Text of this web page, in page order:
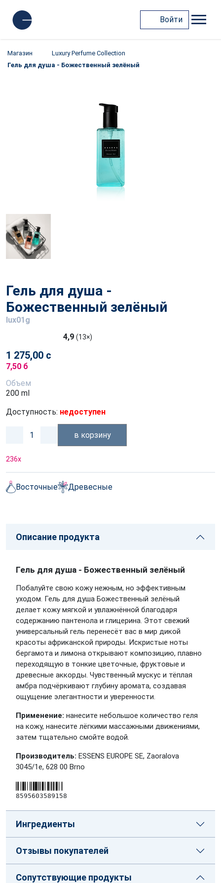
Войти
Магазин
Luxury Perfume Collection
Гель для душа - Божественный зелёный
Гель для душа -
Божественный зелёный
lux01g
4,9 (13×)
1 275,00 с
7,50 б
Объем
200 ml
Доступность: недоступен
в корзину
236x
Восточные Древесные
Описание продукта
Гель для душа - Божественный зелёный
Побалуйте свою кожу нежным, но эффективным
уходом. Гель для душа Божественный зелёный
делает кожу мягкой и увлажнённой благодаря
содержанию пантенола и глицерина. Этот свежий
универсальный гель перенесёт вас в мир дикой
красоты африканской природы. Искристые ноты
бергамота и лимона открывают композицию, плавно
переходящую в тонкие цветочные, фруктовые и
древесные аккорды. Чувственный мускус и тёплая
амбра подчёркивают глубину аромата, создавая
ощущение элегантности и уверенности.
Применение: нанесите небольшое количество геля
на кожу, нанесите лёгкими массажными движениями,
затем тщательно смойте водой.
Производитель: ESSENS EUROPE SE, Zaoralova
3045/1e, 628 00 Brno
8595603589158
Ингредиенты
Отзывы покупателей
Сопутствующие продукты